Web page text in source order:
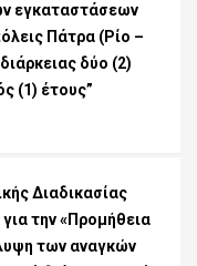
εγκαταστάσεων
Πάτρα (Ρίο –
δύο (2)
(1) έτους”
Διαδικασίας
την «Προμήθεια
των αναγκών